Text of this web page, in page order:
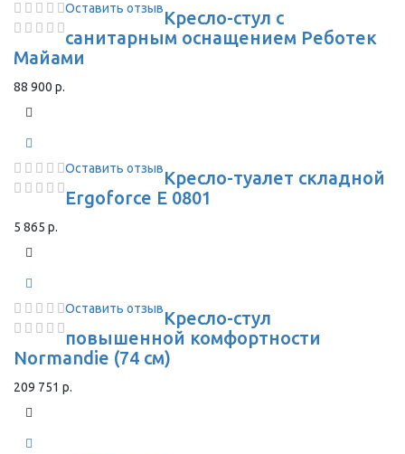
Оставить отзывКресло-стул с
санитарным оснащением Реботек
Майами
88 900 р.
Оставить отзывКресло-туалет складной
Ergoforce E 0801
5 865 р.
Оставить отзывКресло-стул
повышенной комфортности
Normandie (74 см)
209 751 р.